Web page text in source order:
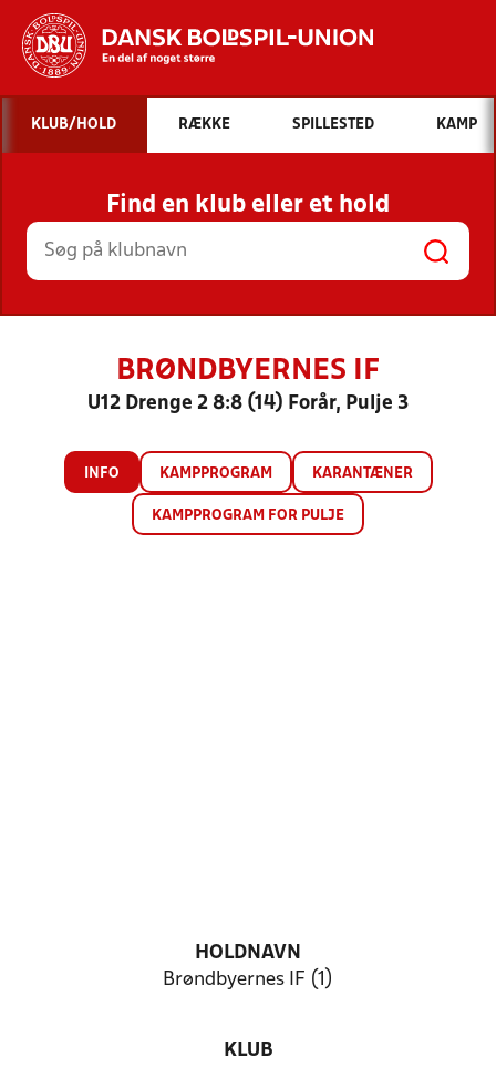
Hvad vil du søge efter?
INDHOLD OG NYHEDER
STILLINGER, RESULTATER, KLUBBER OG
HOLD
KLUB/HOLD RÆKKE SPILLESTED KAMP
Find en klub eller et hold
BRØNDBYERNES IF
U12 Drenge 2 8:8 (14) Forår, Pulje 3
INFO KAMPPROGRAM KARANTÆNER
KAMPPROGRAM FOR PULJE
HOLDNAVN
Brøndbyernes IF (1)
KLUB